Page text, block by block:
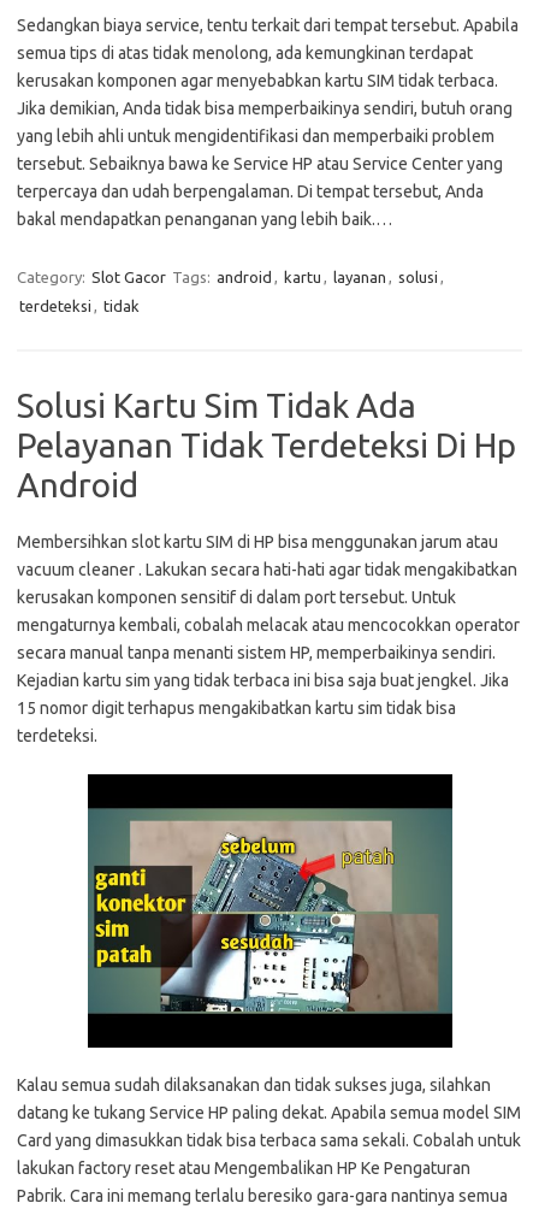
Sedangkan biaya service, tentu terkait dari tempat tersebut. Apabila
semua tips di atas tidak menolong, ada kemungkinan terdapat
kerusakan komponen agar menyebabkan kartu SIM tidak terbaca.
Jika demikian, Anda tidak bisa memperbaikinya sendiri, butuh orang
yang lebih ahli untuk mengidentifikasi dan memperbaiki problem
tersebut. Sebaiknya bawa ke Service HP atau Service Center yang
terpercaya dan udah berpengalaman. Di tempat tersebut, Anda
bakal mendapatkan penanganan yang lebih baik.…
Category: Slot Gacor Tags: android , kartu , layanan , solusi ,
terdeteksi , tidak
Solusi Kartu Sim Tidak Ada
Pelayanan Tidak Terdeteksi Di Hp
Android
Membersihkan slot kartu SIM di HP bisa menggunakan jarum atau
vacuum cleaner . Lakukan secara hati-hati agar tidak mengakibatkan
kerusakan komponen sensitif di dalam port tersebut. Untuk
mengaturnya kembali, cobalah melacak atau mencocokkan operator
secara manual tanpa menanti sistem HP, memperbaikinya sendiri.
Kejadian kartu sim yang tidak terbaca ini bisa saja buat jengkel. Jika
15 nomor digit terhapus mengakibatkan kartu sim tidak bisa
terdeteksi.
Kalau semua sudah dilaksanakan dan tidak sukses juga, silahkan
datang ke tukang Service HP paling dekat. Apabila semua model SIM
Card yang dimasukkan tidak bisa terbaca sama sekali. Cobalah untuk
lakukan factory reset atau Mengembalikan HP Ke Pengaturan
Pabrik. Cara ini memang terlalu beresiko gara-gara nantinya semua